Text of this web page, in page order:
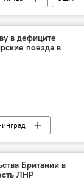
Энергетика. LIVE
в дефиците
поезда в
Россия
пассажирыБритании в
ЛНР